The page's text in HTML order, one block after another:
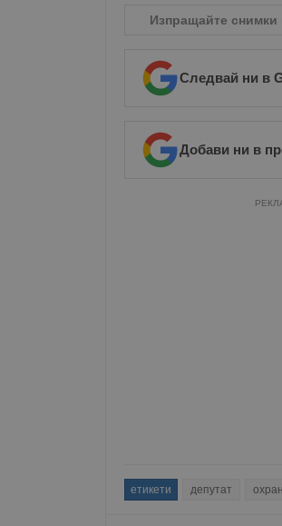
Изпращайте
Следвай ни в
Добави ни в
етикети депутат